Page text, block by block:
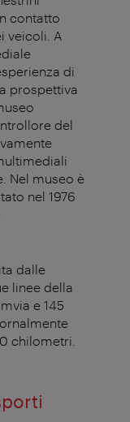
contatto
veicoli. A
di
prospettiva
del
Nel museo è
nel 1976
dalle
linee della
e 145
chilometri.